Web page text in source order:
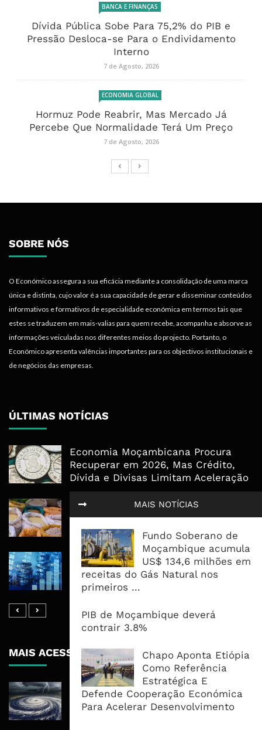
MAIS NOTÍCIAS
Fundo Soberano de
Moçambique acumula
US$ 134,6 milhões em
receitas do Gás Natural nos
primeiros ...
PIB de Moçambique deverá
contrair 3.8%
Chapo Aponta Etiópia
Como Referência
Estratégica E
Defende Cooperação Económica
Para Acelerar Desenvolvimento
BANCA E FINANÇAS
Dívida Pública Sobe Para 75,2% do PIB e
Pressão Desloca-se Para o Endividamento
Interno
7 de Agosto, 2026
ECONOMIA GLOBAL
Hormuz Pode Reabrir, Mas Mercado Já
Percebe Que Normalidade Terá Um Preço
7 de Agosto, 2026
SOBRE NÓS
O Económico assegura a sua eficácia mediante a consolidação de uma marca
única e distinta, cujo valor é a sua capacidade de gerar e disseminar conteúdos
informativos e formativos de especialidade económica em termos tais que
estes se traduzem em mais-valias para quem recebe, acompanha e absorve as
informações veiculadas nos diferentes meios do projecto. Portanto, o
Económico apresenta valências importantes para os objectivos institucionais e
de negócios das empresas.
ÚLTIMAS NOTÍCIAS
Economia Moçambicana Procura
Recuperar em 2026, Mas Crédito,
Dívida e Divisas Limitam Aceleração
Commodities Agrícolas Entram Numa
Nova Fase de Risco Após Meses de
Oferta Confortável
Dívida Pública Sobe Para 75,2% do
PIB e Pressão Desloca-se Para o
Endividamento Interno
MAIS ACESSADOS
Tempestade Tropical GEZANI Poderá
Afectar Mais De Um Milhão De
Pessoas No Centro E Sul ...